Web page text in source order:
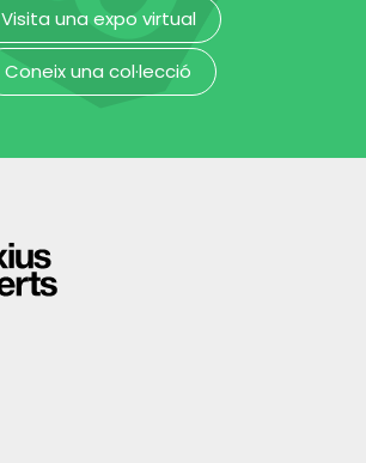
Visita una expo virtual
Coneix una col·lecció